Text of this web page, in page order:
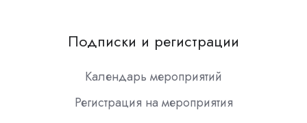
Подписки и регистрации
Календарь мероприятий
Регистрация на мероприятия